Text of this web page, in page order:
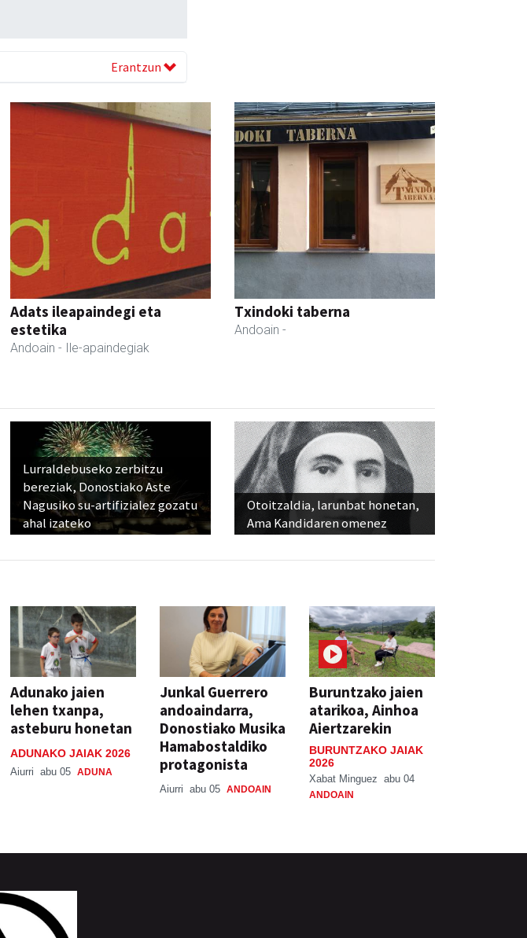
Erantzun
Adats ileapaindegi eta
estetika
Andoain - Ile-apaindegiak
Txindoki taberna
Andoain -
Lurraldebuseko zerbitzu
bereziak, Donostiako Aste
Nagusiko su-artifizialez gozatu
ahal izateko
Otoitzaldia, larunbat honetan,
Ama Kandidaren omenez
Adunako jaien
lehen txanpa,
asteburu honetan
ADUNAKO JAIAK 2026
Aiurri abu 05 ADUNA
Junkal Guerrero
andoaindarra,
Donostiako Musika
Hamabostaldiko
protagonista
Aiurri abu 05 ANDOAIN
Buruntzako jaien
atarikoa, Ainhoa
Aiertzarekin
BURUNTZAKO JAIAK
2026
Xabat Minguez abu 04
ANDOAIN